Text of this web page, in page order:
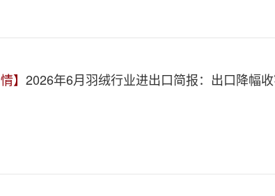
】 2026年6月羽绒行业进出口简报：出口降幅